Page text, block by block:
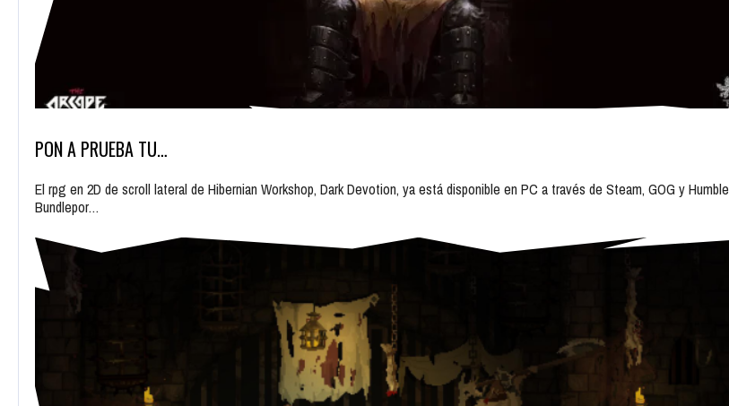
PON A PRUEBA TU…
El rpg en 2D de scroll lateral de Hibernian Workshop, Dark Devotion, ya está disponible en PC a través de Steam, GOG y Humble
Bundlepor…